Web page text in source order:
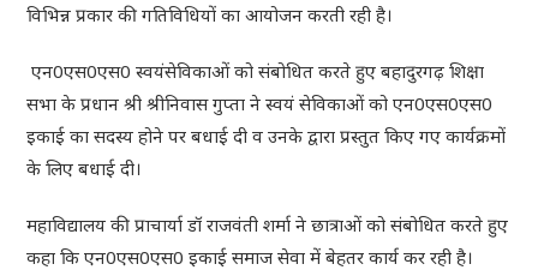
विभिन्न प्रकार की गतिविधियों का आयोजन करती रही है।
एन0एस0एस0 स्वयंसेविकाओं को संबोधित करते हुए बहादुरगढ़ शिक्षा
सभा के प्रधान श्री श्रीनिवास गुप्ता ने स्वयं सेविकाओं को एन0एस0एस0
इकाई का सदस्य होने पर बधाई दी व उनके द्वारा प्रस्तुत किए गए कार्यक्रमों
के लिए बधाई दी।
महाविद्यालय की प्राचार्या डॉ राजव‌ंती शर्मा ने छात्राओं को संबोधित करते हुए
कहा कि एन0एस0एस0 इकाई समाज सेवा में बेहतर कार्य कर रही है।